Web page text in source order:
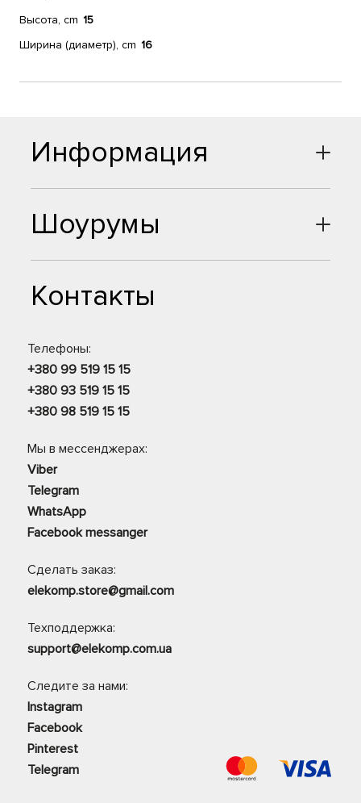
Высота, cm 15
Ширина (диаметр), cm 16
Шоурумы
Контакты
Телефоны:
+380 99 519 15 15
+380 93 519 15 15
+380 98 519 15 15
Мы в мессенджерах:
Viber
Telegram
WhatsApp
Facebook messanger
Сделать заказ:
elekomp.store@gmail.com
Техподдержка:
support@elekomp.com.ua
Следите за нами:
Instagram
Facebook
Pinterest
Telegram
Информация